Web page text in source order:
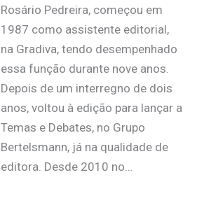
Rosário Pedreira, começou em
1987 como assistente editorial,
na Gradiva, tendo desempenhado
essa função durante nove anos.
Depois de um interregno de dois
anos, voltou à edição para lançar a
Temas e Debates, no Grupo
Bertelsmann, já na qualidade de
editora. Desde 2010 no…